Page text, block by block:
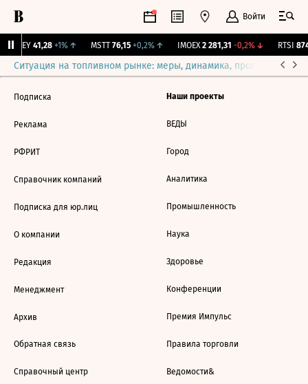
Войти
OKEY 41,28 +1%↑ MSTT 76,15 +0,2%↑ IMOEX 2 281,31 -0,2%↓ RTSI
Ситуация на топливном рынке: меры, динамика, прогнозы
Подписка
Реклама
РФРИТ
Справочник компаний
Подписка для юр.лиц
О компании
Редакция
Менеджмент
Архив
Обратная связь
Справочный центр
Наши проекты
ВЕДЫ
Город
Аналитика
Промышленность
Наука
Здоровье
Конференции
Премия Импульс
Правила торговли
Ведомости&